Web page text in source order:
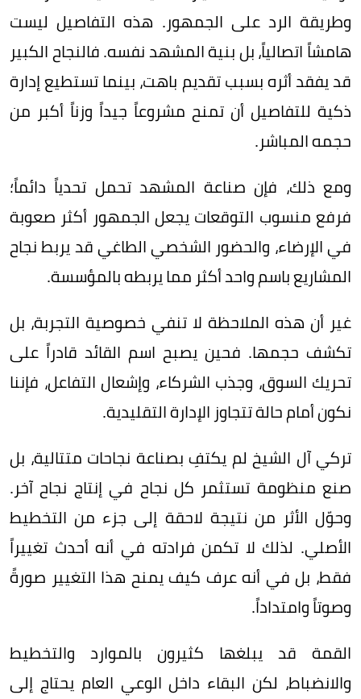
وطريقة الرد على الجمهور. هذه التفاصيل ليست
هامشاً اتصالياً، بل بنية المشهد نفسه. فالنجاح الكبير
قد يفقد أثره بسبب تقديم باهت، بينما تستطيع إدارة
ذكية للتفاصيل أن تمنح مشروعاً جيداً وزناً أكبر من
حجمه المباشر.
ومع ذلك، فإن صناعة المشهد تحمل تحدياً دائماً؛
فرفع منسوب التوقعات يجعل الجمهور أكثر صعوبة
في الإرضاء، والحضور الشخصي الطاغي قد يربط نجاح
المشاريع باسم واحد أكثر مما يربطه بالمؤسسة.
غير أن هذه الملاحظة لا تنفي خصوصية التجربة، بل
تكشف حجمها. فحين يصبح اسم القائد قادراً على
تحريك السوق، وجذب الشركاء، وإشعال التفاعل، فإننا
نكون أمام حالة تتجاوز الإدارة التقليدية.
تركي آل الشيخ لم يكتفِ بصناعة نجاحات متتالية، بل
صنع منظومة تستثمر كل نجاح في إنتاج نجاح آخر.
وحوّل الأثر من نتيجة لاحقة إلى جزء من التخطيط
الأصلي. لذلك لا تكمن فرادته في أنه أحدث تغييراً
فقط، بل في أنه عرف كيف يمنح هذا التغيير صورةً
وصوتاً وامتداداً.
القمة قد يبلغها كثيرون بالموارد والتخطيط
والانضباط، لكن البقاء داخل الوعي العام يحتاج إلى